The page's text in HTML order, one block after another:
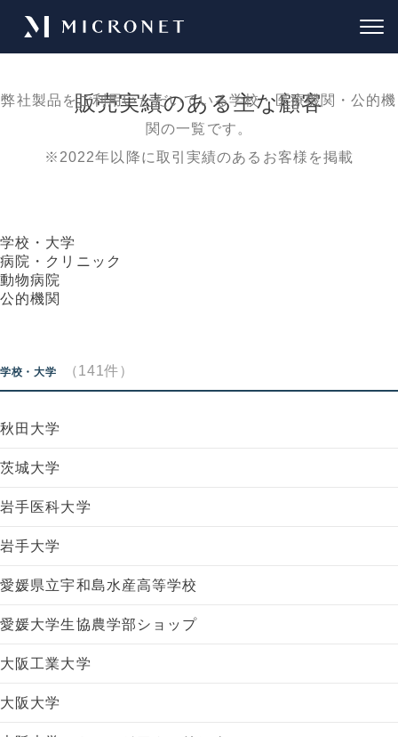
販売実績のある主な顧客
弊社製品をご利用いただいている学校・医療機関・公的機
関の一覧です。
※2022年以降に取引実績のあるお客様を掲載
学校・大学
病院・クリニック
動物病院
公的機関
学校・大学 （141件）
秋田大学
茨城大学
岩手医科大学
岩手大学
愛媛県立宇和島水産高等学校
愛媛大学生協農学部ショップ
大阪工業大学
大阪大学